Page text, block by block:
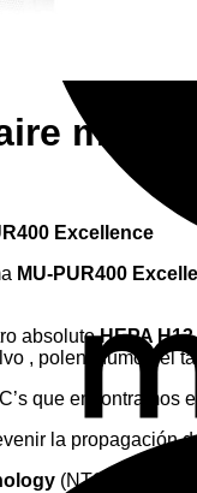
mod
Excellence
MU-PUR400
absolutoHEPA H13
, polen, humo del
que encontramos
la propagación
(NTS) se